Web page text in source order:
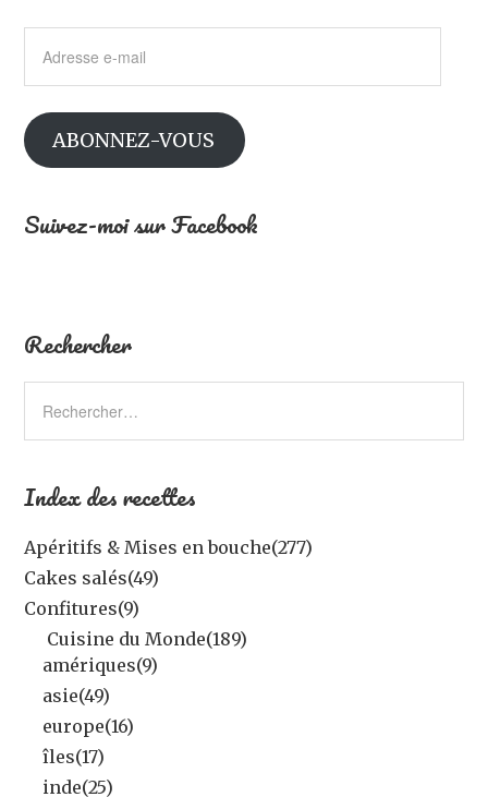
mail
ABONNEZ-VOUS
Suivez-moi sur Facebook
Rechercher
Index des recettes
Apéritifs & Mises en bouche(277)
Cakes salés(49)
Confitures(9)
Cuisine du Monde(189)
amériques(9)
asie(49)
europe(16)
îles(17)
inde(25)